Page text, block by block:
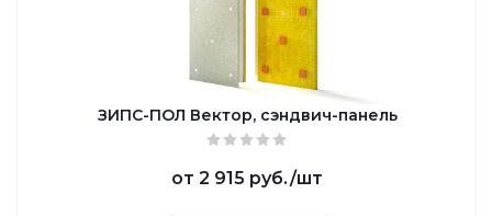
ЗИПС-ПОЛ Вектор, сэндвич-панель
от 2 915 руб./шт